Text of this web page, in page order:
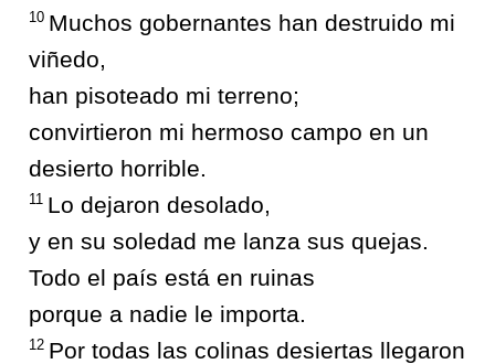
10 Muchos gobernantes han destruido mi
viñedo,
han pisoteado mi terreno;
convirtieron mi hermoso campo en un
desierto horrible.
11 Lo dejaron desolado,
y en su soledad me lanza sus quejas.
Todo el país está en ruinas
porque a nadie le importa.
12 Por todas las colinas desiertas llegaron